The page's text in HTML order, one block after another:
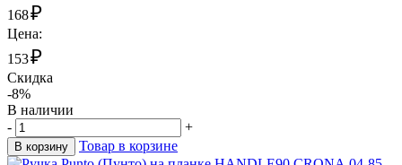
168₽
Цена:
153₽
Скидка
-8%
В наличии
-
+
В корзину Товар в корзине